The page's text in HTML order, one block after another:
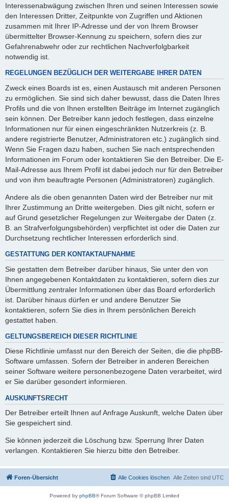
Interessenabwägung zwischen Ihren und seinen Interessen sowie
den Interessen Dritter, Zeitpunkte von Zugriffen und Aktionen
zusammen mit Ihrer IP-Adresse und der von Ihrem Browser
übermittelter Browser-Kennung zu speichern, sofern dies zur
Gefahrenabwehr oder zur rechtlichen Nachverfolgbarkeit
notwendig ist.
REGELUNGEN BEZÜGLICH DER WEITERGABE IHRER DATEN
Zweck eines Boards ist es, einen Austausch mit anderen Personen
zu ermöglichen. Sie sind sich daher bewusst, dass die Daten Ihres
Profils und die von Ihnen erstellten Beiträge im Internet zugänglich
sein können. Der Betreiber kann jedoch festlegen, dass einzelne
Informationen nur für einen eingeschränkten Nutzerkreis (z. B.
andere registrierte Benutzer, Administratoren etc.) zugänglich sind.
Wenn Sie Fragen dazu haben, suchen Sie nach entsprechenden
Informationen im Forum oder kontaktieren Sie den Betreiber. Die E-
Mail-Adresse aus Ihrem Profil ist dabei jedoch nur für den Betreiber
und von ihm beauftragte Personen (Administratoren) zugänglich.
Andere als die oben genannten Daten wird der Betreiber nur mit
Ihrer Zustimmung an Dritte weitergeben. Dies gilt nicht, sofern er
auf Grund gesetzlicher Regelungen zur Weitergabe der Daten (z.
B. an Strafverfolgungsbehörden) verpflichtet ist oder die Daten zur
Durchsetzung rechtlicher Interessen erforderlich sind.
GESTATTUNG DER KONTAKTAUFNAHME
Sie gestatten dem Betreiber darüber hinaus, Sie unter den von
Ihnen angegebenen Kontaktdaten zu kontaktieren, sofern dies zur
Übermittlung zentraler Informationen über das Board erforderlich
ist. Darüber hinaus dürfen er und andere Benutzer Sie
kontaktieren, sofern Sie dies in Ihrem persönlichen Bereich
gestattet haben.
GELTUNGSBEREICH DIESER RICHTLINIE
Diese Richtlinie umfasst nur den Bereich der Seiten, die die phpBB-
Software umfassen. Sofern der Betreiber in anderen Bereichen
seiner Software weitere personenbezogene Daten verarbeitet, wird
er Sie darüber gesondert informieren.
AUSKUNFTSRECHT
Der Betreiber erteilt Ihnen auf Anfrage Auskunft, welche Daten über
Sie gespeichert sind.
Sie können jederzeit die Löschung bzw. Sperrung Ihrer Daten
verlangen. Kontaktieren Sie hierzu bitte den Betreiber.
Foren-Übersicht Alle Zeiten sind UTC
Alle Cookies löschen
Powered by phpBB® Forum Software © phpBB Limited